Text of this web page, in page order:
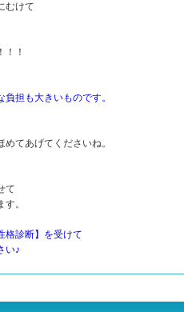
むけて
！！
担も大きいものです。
てあげてくださいね。
て
。
格診断】を受けて
い♪